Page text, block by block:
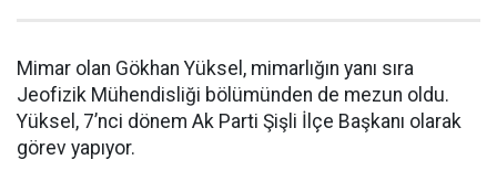
Mimar olan Gökhan Yüksel, mimarlığın yanı sıra
Jeofizik Mühendisliği bölümünden de mezun oldu.
Yüksel, 7’nci dönem Ak Parti Şişli İlçe Başkanı olarak
görev yapıyor.